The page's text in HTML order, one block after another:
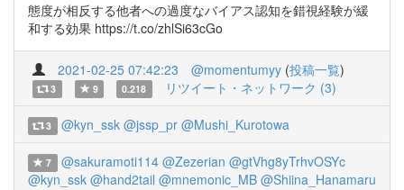
態度が相反する他者への過度なバイアス認知を錯視経験が緩
和する効果 https://t.co/zhlSi63cGo
2021-02-25 07:42:23 @momentumyy (投稿一覧)
3 9 0.218 リツイート・ネットワーク (3)
3 @kyn_ssk @jssp_pr @Mushi_Kurotowa
7 @sakuramoti114 @Zezerian @gtVhg8yTrhvOSYc
@kyn_ssk @hand2tail @mnemonic_MB @Shiina_Hanamaru